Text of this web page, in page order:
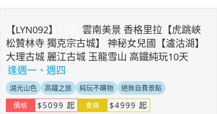
【LYN092】
雲南美景 香格里拉【虎跳峽
松贊林寺 獨克宗古城】 神秘女兒國【瀘沽湖】
大理古城 麗江古城 玉龍雪山 高鐵純玩10天
逢週一、週四
湖光山色 高鐵之旅 純玩不購物
絕無自費景點
價格
$5099 起 會員 $4999 起